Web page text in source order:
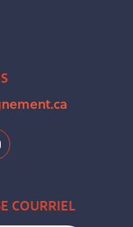
COURRIEL